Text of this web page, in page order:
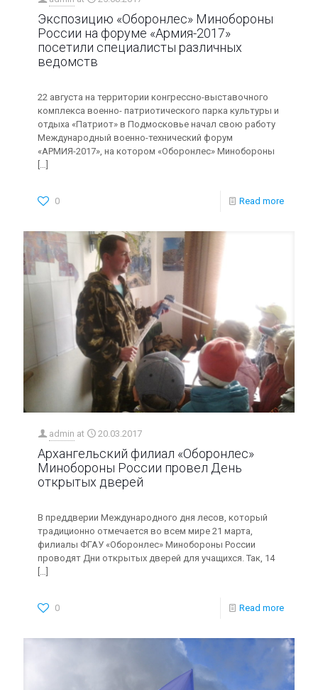
Экспозицию «Оборонлес» Минобороны
России на форуме «Армия-2017»
посетили специалисты различных
ведомств
22 августа на территории конгрессно-выставочного
комплекса военно- патриотического парка культуры и
отдыха «Патриот» в Подмосковье начал свою работу
Международный военно-технический форум
«АРМИЯ-2017», на котором «Оборонлес» Минобороны
[…]
0 Read more
admin at 20.03.2017
Архангельский филиал «Оборонлес»
Минобороны России провел День
открытых дверей
В преддверии Международного дня лесов, который
традиционно отмечается во всем мире 21 марта,
филиалы ФГАУ «Оборонлес» Минобороны России
проводят Дни открытых дверей для учащихся. Так, 14
[…]
0 Read more